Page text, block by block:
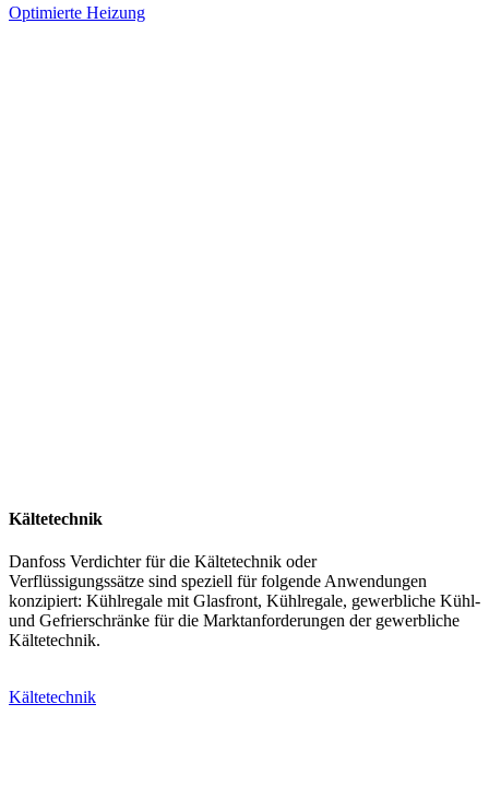
Optimierte Heizung
Kältetechnik
Danfoss Verdichter für die Kältetechnik oder
Verflüssigungssätze sind speziell für folgende Anwendungen
konzipiert: Kühlregale mit Glasfront, Kühlregale, gewerbliche Kühl-
und Gefrierschränke für die Marktanforderungen der gewerbliche
Kältetechnik.
Kältetechnik